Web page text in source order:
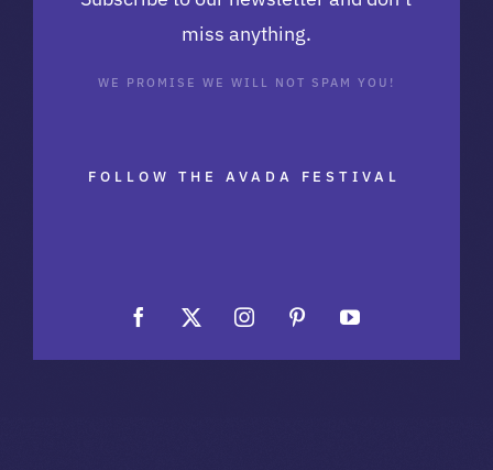
miss anything.
WE PROMISE WE WILL NOT SPAM YOU!
FOLLOW THE AVADA FESTIVAL